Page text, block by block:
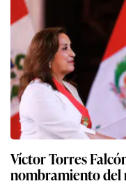
Víctor Torres
nombramiento